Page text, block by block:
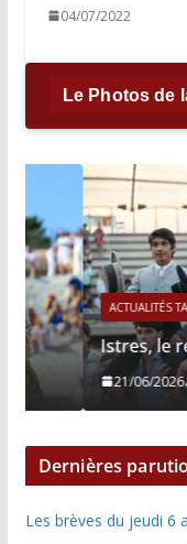
04/07/2022
Le Photos de
ACTUALITÉS TAURINES
Istres, le retour
21/06/2026
Dernières
Les brèves du jeudi 6